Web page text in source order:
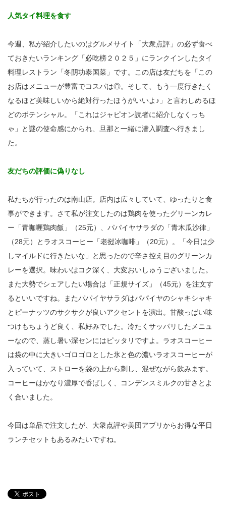
人気タイ料理を食す
今週、私が紹介したいのはグルメサイト「大衆点評」の必ず食べ
ておきたいランキング「必吃榜２０２５」にランクインしたタイ
料理レストラン「冬阴功泰国菜」です。この店は友だちを「この
お店はメニューが豊富でコスパは◎。そして、もう一度行きたく
なるほど美味しいから絶対行ったほうがいいよ♪」と言わしめるほ
どのポテンシャル。「これはジャピオン読者に紹介しなくっち
ゃ」と謎の使命感にかられ、旦那と一緒に潜入調査へ行きまし
た。
友だちの評価に偽りなし
私たちが行ったのは南山店。店内は広々していて、ゆったりと食
事ができます。さて私が注文したのは鶏肉を使ったグリーンカレ
ー「青咖喱鶏肉飯」（25元）、パパイヤサラダの「青木瓜沙律」
（28元）とラオスコーヒー「老挝冰咖啡」（20元）。「今日は少
しマイルドに行きたいな」と思ったので辛さ控え目のグリーンカ
レーを選択。味わいはコク深く、大変おいしゅうございました。
また大勢でシェアしたい場合は「正規サイズ」（45元）を注文す
るといいですね。またパパイヤサラダはパパイヤのシャキシャキ
とピーナッツのサクサクが良いアクセントを演出。甘酸っぱい味
つけもちょうど良く、私好みでした。冷たくサッパリしたメニュ
ーなので、蒸し暑い深センにはピッタリですよ。ラオスコーヒー
は袋の中に大きいゴロゴロとした氷と色の濃いラオスコーヒーが
入っていて、ストローを袋の上から刺し、混ぜながら飲みます。
コーヒーはかなり濃厚で香ばしく、コンデンスミルクの甘さとよ
く合いました。
今回は単品で注文したが、大衆点評や美団アプリからお得な平日
ランチセットもあるみたいですね。